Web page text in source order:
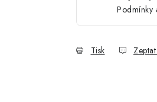
Podmínky
Tisk